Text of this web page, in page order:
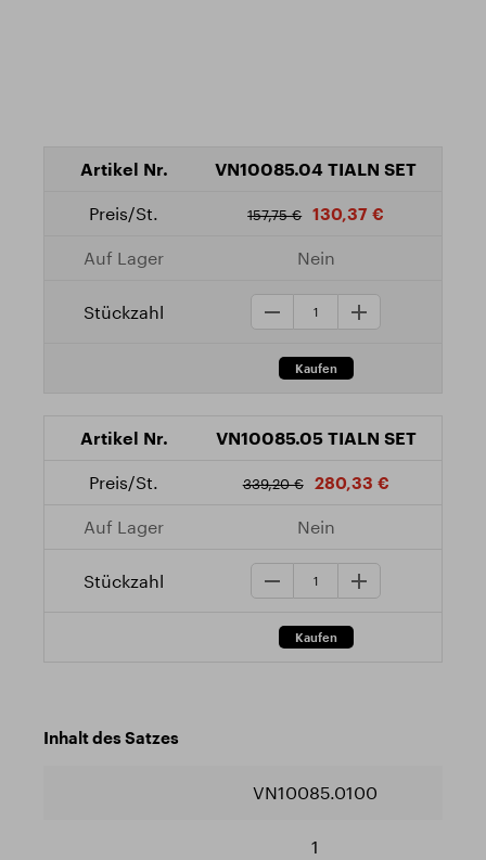
VN10085.04 TIALN SET
157,75 € 130,37 €
Nein
VN10085.05 TIALN SET
339,20 € 280,33 €
Nein
Inhalt des Satzes
VN10085.0100
1